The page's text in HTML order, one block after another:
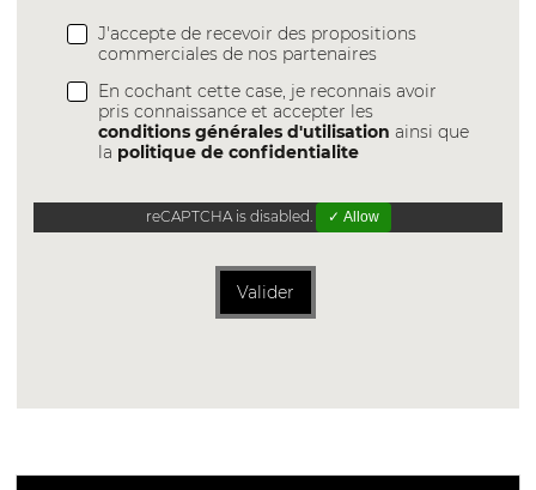
J'accepte de recevoir des propositions
commerciales de nos partenaires
En cochant cette case, je reconnais avoir
pris connaissance et accepter les
conditions générales d'utilisation ainsi que
la politique de confidentialite
reCAPTCHA is disabled. ✓ Allow
Valider